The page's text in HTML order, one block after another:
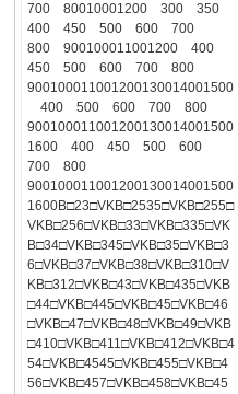
700 80010001200 300 350
400 450 500 600 700
800 900100011001200 400
450 500 600 700 800
900100011001200130014001500
400 500 600 700 800
900100011001200130014001500
1600 400 450 500 600
700 800
900100011001200130014001500
1600B□23□VKB□2535□VKB□255□
VKB□256□VKB□33□VKB□335□VK
B□34□VKB□345□VKB□35□VKB□3
6□VKB□37□VKB□38□VKB□310□V
KB□312□VKB□43□VKB□435□VKB
□44□VKB□445□VKB□45□VKB□46
□VKB□47□VKB□48□VKB□49□VKB
□410□VKB□411□VKB□412□VKB□4
54□VKB□4545□VKB□455□VKB□4
56□VKB□457□VKB□458□VKB□45